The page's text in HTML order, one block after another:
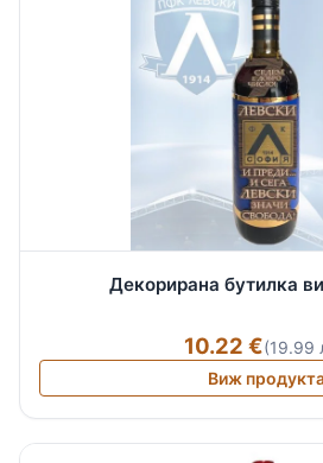
Декорирана бутилка
10.22 €(19.99
Виж